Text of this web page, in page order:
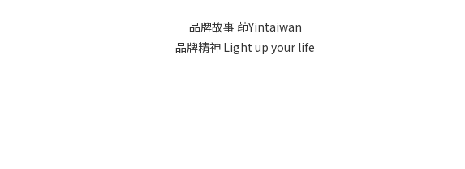
品牌故事 茚Yintaiwan
品牌精神 Light up your life